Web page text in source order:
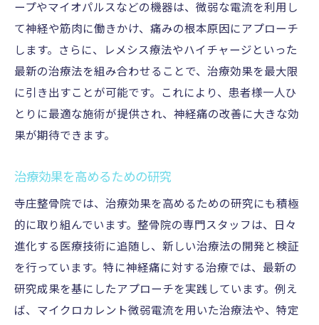
ープやマイオパルスなどの機器は、微弱な電流を利用し
て神経や筋肉に働きかけ、痛みの根本原因にアプローチ
します。さらに、レメシス療法やハイチャージといった
最新の治療法を組み合わせることで、治療効果を最大限
に引き出すことが可能です。これにより、患者様一人ひ
とりに最適な施術が提供され、神経痛の改善に大きな効
果が期待できます。
治療効果を高めるための研究
寺庄整骨院では、治療効果を高めるための研究にも積極
的に取り組んでいます。整骨院の専門スタッフは、日々
進化する医療技術に追随し、新しい治療法の開発と検証
を行っています。特に神経痛に対する治療では、最新の
研究成果を基にしたアプローチを実践しています。例え
ば、マイクロカレント微弱電流を用いた治療法や、特定